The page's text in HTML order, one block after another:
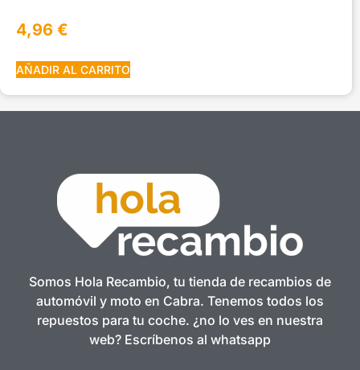
4,96 €
AÑADIR AL CARRITO
Somos Hola Recambio, tu tienda de recambios de
automóvil y moto en Cabra. Tenemos todos los
repuestos para tu coche. ¿no lo ves en nuestra
web? Escríbenos al whatsapp